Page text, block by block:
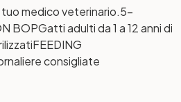
medico veterinario.5-
BOPGatti adulti da 1 a 12 anni di
FEEDING
consigliate